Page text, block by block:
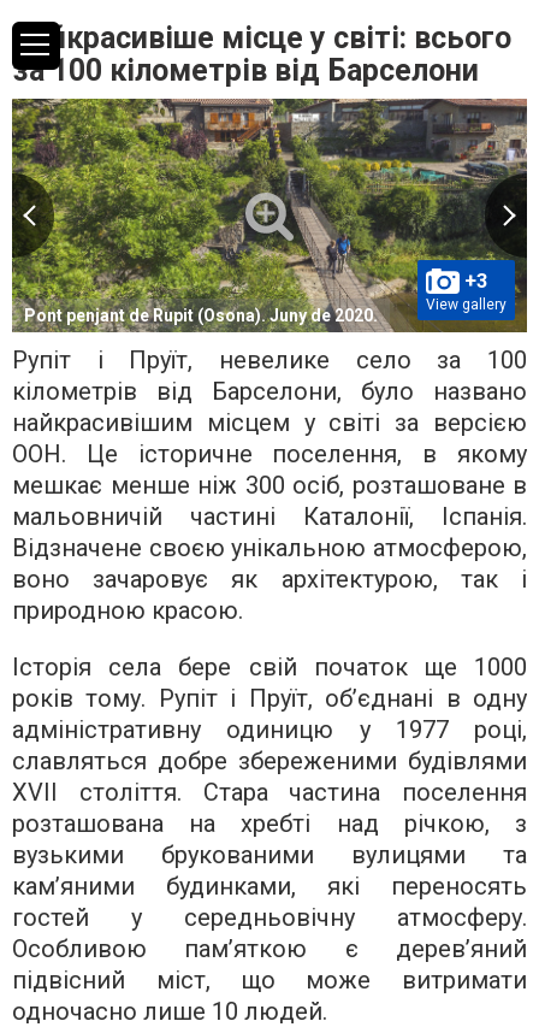
Найкрасивіше місце у світі: всього
за 100 кілометрів від Барселони
+3
View gallery
Pont penjant de Rupit (Osona). Juny de 2020.
Рупіт і Пруїт, невелике село за 100
кілометрів від Барселони, було названо
найкрасивішим місцем у світі за версією
ООН. Це історичне поселення, в якому
мешкає менше ніж 300 осіб, розташоване в
мальовничій частині Каталонії, Іспанія.
Відзначене своєю унікальною атмосферою,
воно зачаровує як архітектурою, так і
природною красою.
Історія села бере свій початок ще 1000
років тому. Рупіт і Пруїт, об’єднані в одну
адміністративну одиницю у 1977 році,
славляться добре збереженими будівлями
XVII століття. Стара частина поселення
розташована на хребті над річкою, з
вузькими брукованими вулицями та
кам’яними будинками, які переносять
гостей у середньовічну атмосферу.
Особливою пам’яткою є дерев’яний
підвісний міст, що може витримати
одночасно лише 10 людей.